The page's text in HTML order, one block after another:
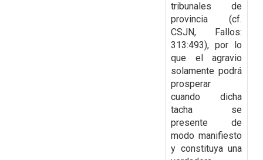
tribunales de
provincia (cf.
CSJN, Fallos:
313:493), por lo
que el agravio
solamente podrá
prosperar
cuando dicha
tacha se
presente de
modo manifiesto
y constituya una